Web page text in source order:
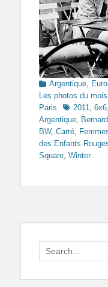
Categories
Argentique
Les photos du mois
Paris
Tags2011 6x6
Argentique
BW, Carré
des Enfants
Square Winter
Search
for: